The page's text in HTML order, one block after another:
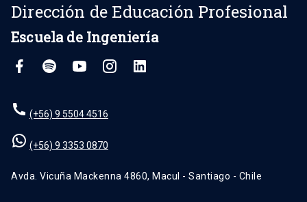
Dirección de Educación Profesional
Escuela de Ingeniería
(+56) 9 5504 4516
(+56) 9 3353 0870
Avda. Vicuña Mackenna 4860, Macul - Santiago - Chile